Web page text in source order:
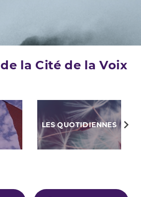
la Cité de la Voix
LES QUOTIDIENNES